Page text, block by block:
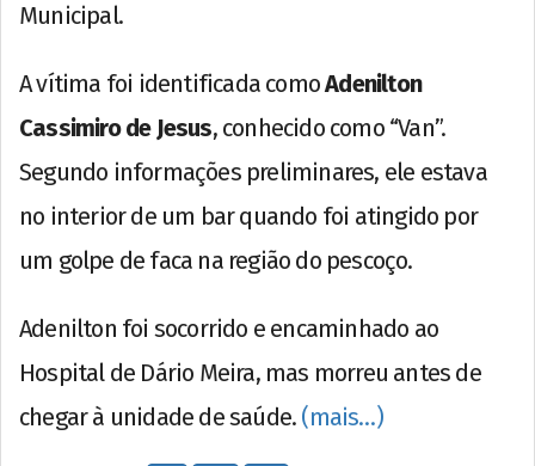
Municipal.
A vítima foi identificada comoAdenilton
Cassimiro de Jesus, conhecido como “Van”.
Segundo informações preliminares, ele estava
no interior de um bar quando foi atingido por
um golpe de faca na região do pescoço.
Adenilton foi socorrido e encaminhado ao
Hospital de Dário Meira, mas morreu antes de
chegar à unidade de saúde. (mais…)